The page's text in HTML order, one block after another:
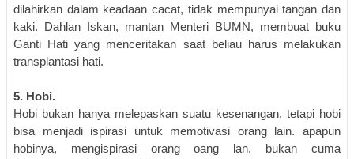
dilahirkan dalam keadaan cacat, tidak mempunyai tangan dan
kaki. Dahlan Iskan, mantan Menteri BUMN, membuat buku
Ganti Hati yang menceritakan saat beliau harus melakukan
transplantasi hati.
5. Hobi.
Hobi bukan hanya melepaskan suatu kesenangan, tetapi hobi
bisa menjadi ispirasi untuk memotivasi orang lain. apapun
hobinya, mengispirasi orang oang lan. bukan cuma